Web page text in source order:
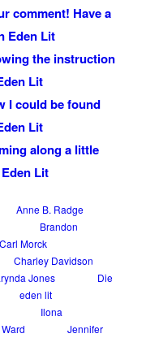
comment! Have a
Eden Lit
the instruction
Lit
I could be found
Lit
along a little
Lit
Anne B. Radge
Brandon
Carl Morck
Charley Davidson
Jones
Die
eden lit
Ilona
Jennifer